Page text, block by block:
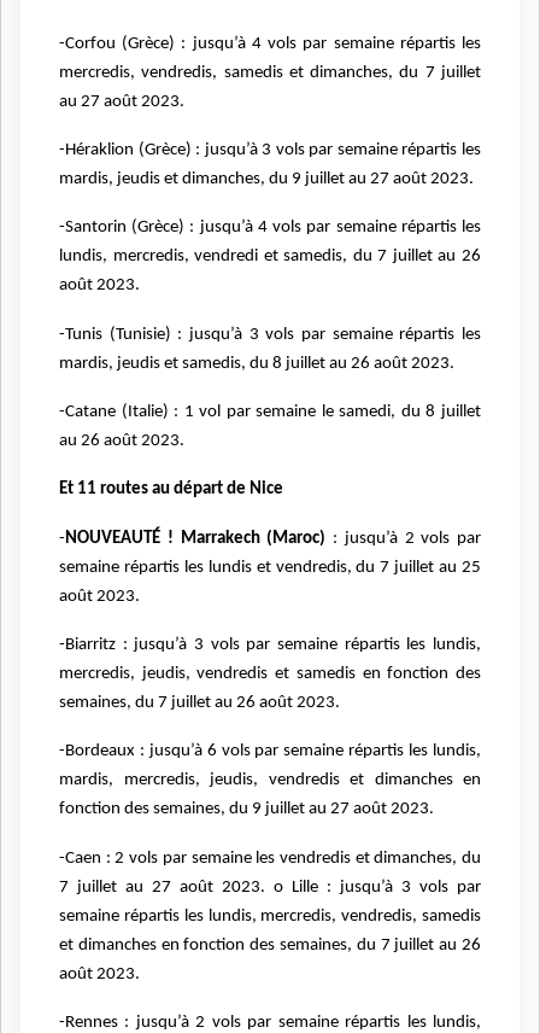
-Corfou (Grèce) : jusqu’à 4 vols par semaine répartis les
mercredis, vendredis, samedis et dimanches, du 7 juillet
au 27 août 2023.
-Héraklion (Grèce) : jusqu’à 3 vols par semaine répartis les
mardis, jeudis et dimanches, du 9 juillet au 27 août 2023.
-Santorin (Grèce) : jusqu’à 4 vols par semaine répartis les
lundis, mercredis, vendredi et samedis, du 7 juillet au 26
août 2023.
-Tunis (Tunisie) : jusqu’à 3 vols par semaine répartis les
mardis, jeudis et samedis, du 8 juillet au 26 août 2023.
-Catane (Italie) : 1 vol par semaine le samedi, du 8 juillet
au 26 août 2023.
Et 11 routes au départ de Nice
- NOUVEAUTÉ ! Marrakech (Maroc) : jusqu’à 2 vols par
semaine répartis les lundis et vendredis, du 7 juillet au 25
août 2023.
-Biarritz : jusqu’à 3 vols par semaine répartis les lundis,
mercredis, jeudis, vendredis et samedis en fonction des
semaines, du 7 juillet au 26 août 2023.
-Bordeaux : jusqu’à 6 vols par semaine répartis les lundis,
mardis, mercredis, jeudis, vendredis et dimanches en
fonction des semaines, du 9 juillet au 27 août 2023.
-Caen : 2 vols par semaine les vendredis et dimanches, du
7 juillet au 27 août 2023. o Lille : jusqu’à 3 vols par
semaine répartis les lundis, mercredis, vendredis, samedis
et dimanches en fonction des semaines, du 7 juillet au 26
août 2023.
-Rennes : jusqu’à 2 vols par semaine répartis les lundis,